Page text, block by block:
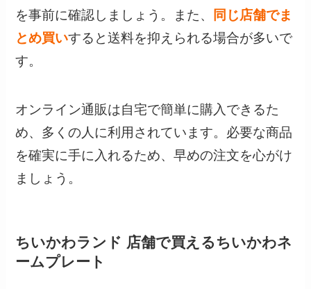
を事前に確認しましょう。また、
同じ店舗でま
とめ買いすると送料を抑えられる場合が多いで
す。
オンライン通販は自宅で簡単に購入できるた
め、多くの人に利用されています。必要な商品
を確実に手に入れるため、早めの注文を心がけ
ましょう。
ちいかわランド 店舗で買えるちいかわネ
ームプレート